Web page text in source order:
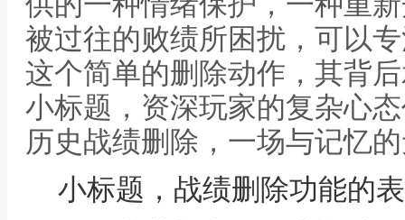
被过往的败绩所困扰，可以
这个简单的删除动作，其背
小标题，资深玩家的复杂心
历史战绩删除，一场与记忆
小标题，战绩删除功能的